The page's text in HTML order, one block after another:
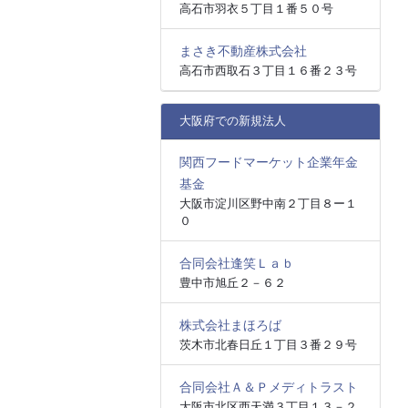
高石市羽衣５丁目１番５０号
まさき不動産株式会社
高石市西取石３丁目１６番２３号
大阪府での新規法人
関西フードマーケット企業年金
基金
大阪市淀川区野中南２丁目８ー１
０
合同会社逢笑Ｌａｂ
豊中市旭丘２－６２
株式会社まほろば
茨木市北春日丘１丁目３番２９号
合同会社Ａ＆Ｐメディトラスト